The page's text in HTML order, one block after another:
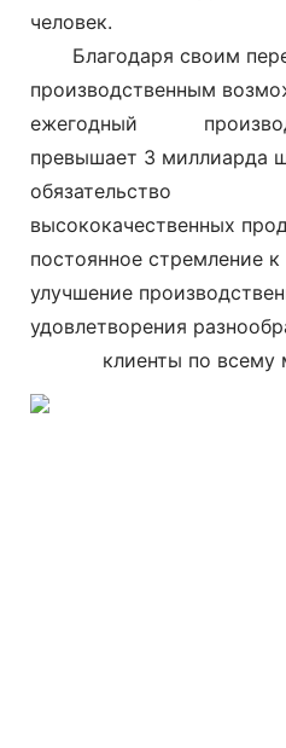
человек.
Благодаря своим
производственным
ежегодный
превышает 3 миллиарда
обязательство
высококачественных
постоянное
улучшение
удовлетворения
клиенты по всему